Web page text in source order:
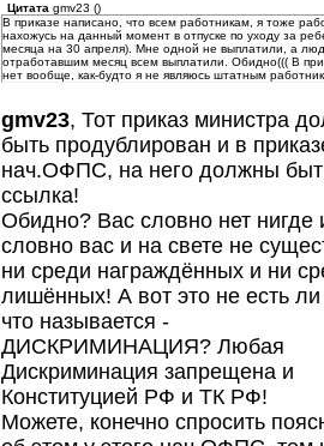
Цитата gmv23 ()
В приказе написано, что всем работникам, я тоже
нахожусь на данный момент в отпуске по уходу за
месяца на 30 апреля). Мне одной не выплатили, а
отработавшим месяц всем выплатили. Обидно((( В
нет вообще, как-будто я не являюсь штатным
gmv23, Тот приказ министра
быть продублирован и в
нач.ОФПС, на него должны
ссылка!
Обидно? Вас словно нет нигде
словно вас и на свете не
ни среди награждённых и ни
лишённых! А вот это не есть ли
что называется -
ДИСКРИМИНАЦИЯ? Любая
Дискриминация запрещена и
Конституцией РФ и ТК РФ!
Можете, конечно спросить